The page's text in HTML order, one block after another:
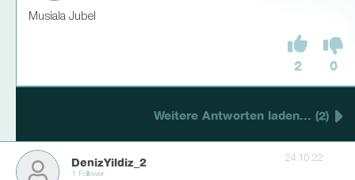
Musiala Jubel
2 0
Weitere Antworten laden... (2)
DenizYildiz_2
1 Follower
24.10.22